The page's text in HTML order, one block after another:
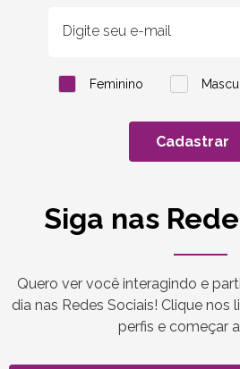
Feminino
Cadastrar
Siga nas
Quero ver você interagindo e
dia nas Redes Sociais! Clique nos
perfis e começar a